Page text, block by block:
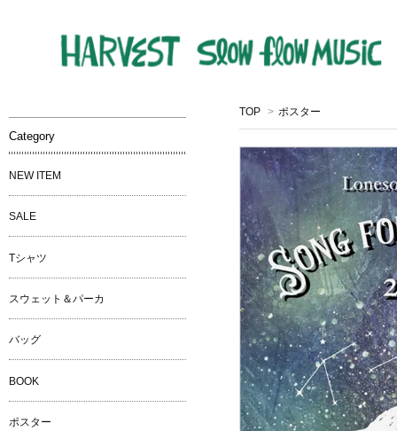
TOP > ポスター
Category
NEW ITEM
SALE
Tシャツ
スウェット＆パーカ
バッグ
BOOK
ポスター